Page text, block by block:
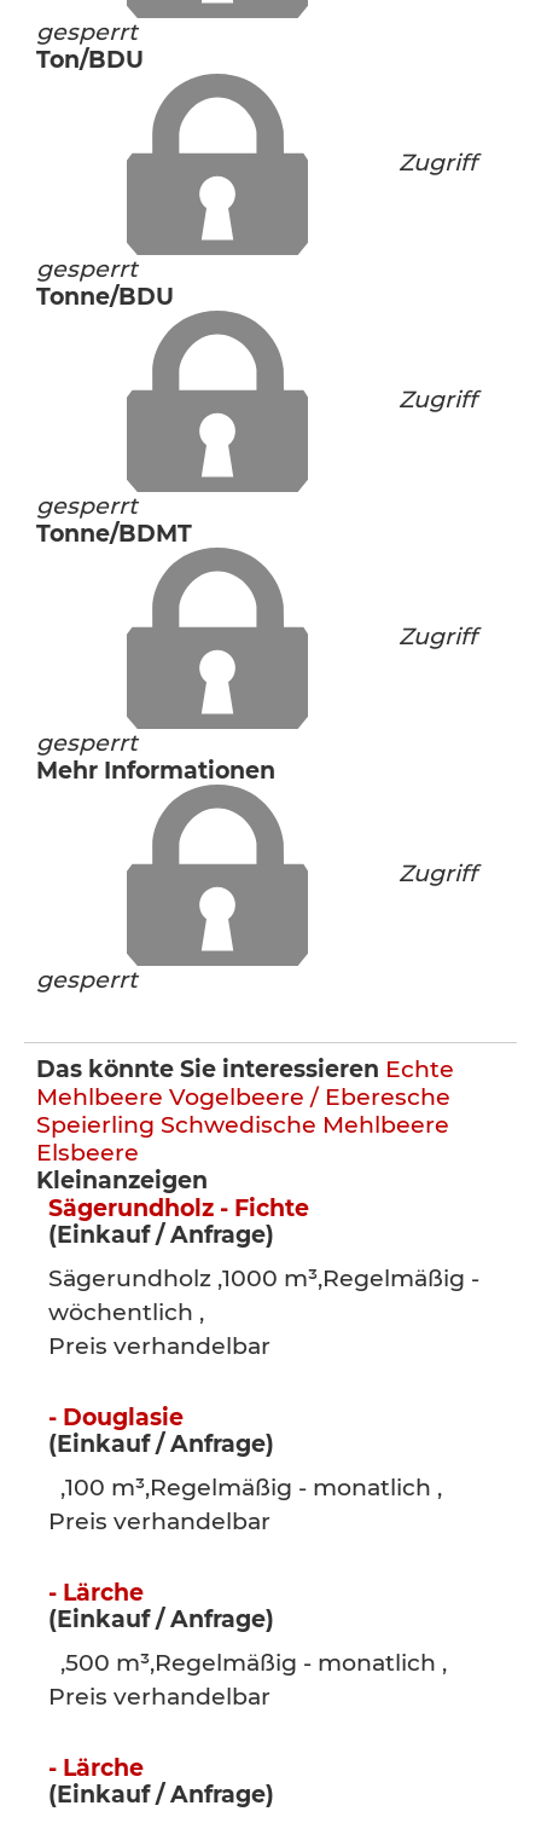
gesperrt
Ton/BDU
Zugriff
gesperrt
Tonne/BDU
Zugriff
gesperrt
Tonne/BDMT
Zugriff
gesperrt
Mehr Informationen
Zugriff
gesperrt
Das könnte Sie interessieren Echte
Mehlbeere Vogelbeere / Eberesche
Speierling Schwedische Mehlbeere
Elsbeere
Kleinanzeigen
Sägerundholz - Fichte
(Einkauf / Anfrage)
Sägerundholz ,1000 m³,Regelmäßig -
wöchentlich ,
Preis verhandelbar
- Douglasie
(Einkauf / Anfrage)
,100 m³,Regelmäßig - monatlich ,
Preis verhandelbar
- Lärche
(Einkauf / Anfrage)
,500 m³,Regelmäßig - monatlich ,
Preis verhandelbar
- Lärche
(Einkauf / Anfrage)